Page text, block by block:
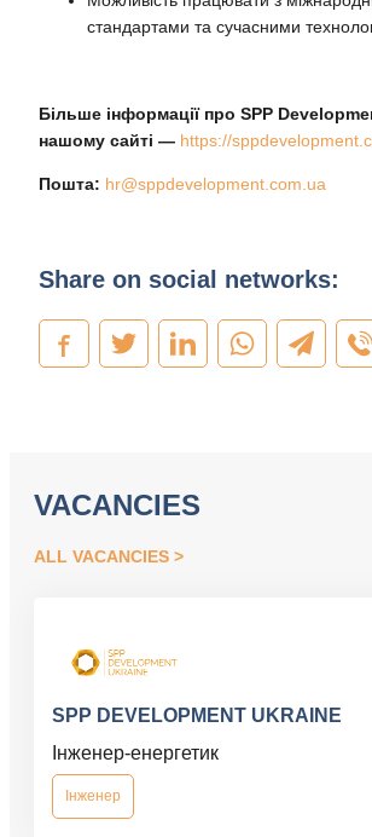
стандартами та сучасними
Більше інформації проSPP
нашому сайті — https://
Пошта: hr@sppdevelopment.com.ua
Share on social networks:
VACANCIES
ALL VACANCIES
SPP DEVELOPMENT UKRAINE
Інженер-енергетик
Інженер